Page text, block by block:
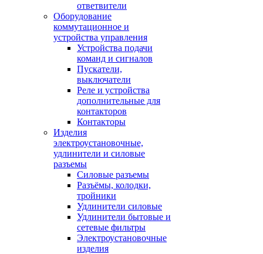
ответвители
Оборудование
коммутационное и
устройства управления
Устройства подачи
команд и сигналов
Пускатели,
выключатели
Реле и устройства
дополнительные для
контакторов
Контакторы
Изделия
электроустановочные,
удлинители и силовые
разъемы
Силовые разъемы
Разъёмы, колодки,
тройники
Удлинители силовые
Удлинители бытовые и
сетевые фильтры
Электроустановочные
изделия